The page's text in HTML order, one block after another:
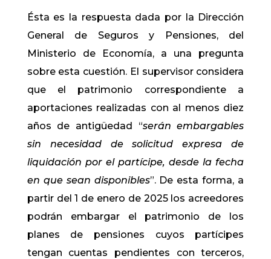
Ésta es la respuesta dada por la Dirección
General de Seguros y Pensiones, del
Ministerio de Economía, a una pregunta
sobre esta cuestión. El supervisor considera
que el patrimonio correspondiente a
aportaciones realizadas con al menos diez
años de antigüedad “serán embargables
sin necesidad de solicitud expresa de
liquidación por el partícipe, desde la fecha
en que sean disponibles”. De esta forma, a
partir del 1 de enero de 2025 los acreedores
podrán embargar el patrimonio de los
planes de pensiones cuyos partícipes
tengan cuentas pendientes con terceros,